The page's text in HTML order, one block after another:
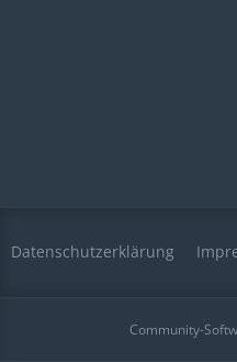
Datenschutzerklärung
Community-